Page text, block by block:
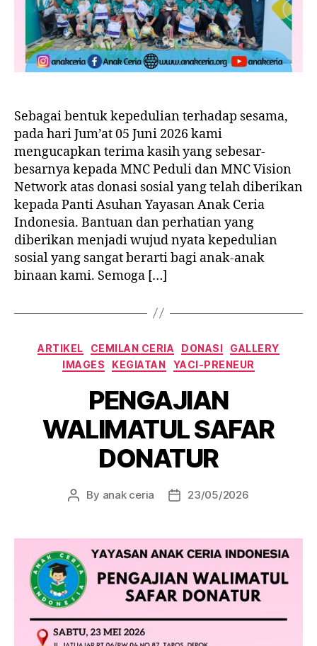
Sebagai bentuk kepedulian terhadap sesama,
pada hari Jum’at 05 Juni 2026 kami
mengucapkan terima kasih yang sebesar-
besarnya kepada MNC Peduli dan MNC Vision
Network atas donasi sosial yang telah diberikan
kepada Panti Asuhan Yayasan Anak Ceria
Indonesia. Bantuan dan perhatian yang
diberikan menjadi wujud nyata kepedulian
sosial yang sangat berarti bagi anak-anak
binaan kami. Semoga […]
Categories
ARTIKEL CEMILAN CERIA DONASI
GALLERY
IMAGES
KEGIATAN YACI-PRENEUR
PENGAJIAN
WALIMATUL SAFAR
DONATUR
Post
By anak ceria
Post23/05/2026